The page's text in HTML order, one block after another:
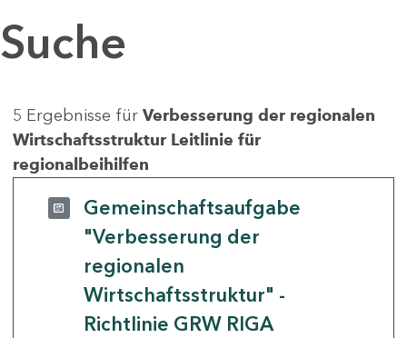
Suche
5 Ergebnisse für Verbesserung der regionalen
Wirtschaftsstruktur Leitlinie für
regionalbeihilfen
Gemeinschaftsaufgabe
"Verbesserung der
regionalen
Wirtschaftsstruktur" -
Richtlinie GRW RIGA